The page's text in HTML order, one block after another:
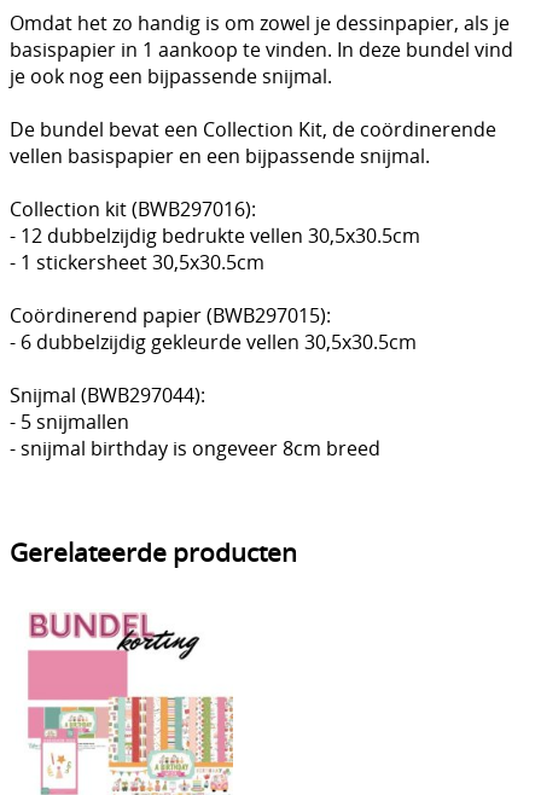
Straffe Combo's!!
Omdat het zo handig is om zowel je dessinpapier, als je
basispapier in 1 aankoop te vinden. In deze bundel vind
je ook nog een bijpassende snijmal.
De bundel bevat een Collection Kit, de coördinerende
vellen basispapier en een bijpassende snijmal.
Collection kit (BWB297016):
- 12 dubbelzijdig bedrukte vellen 30,5x30.5cm
- 1 stickersheet 30,5x30.5cm
Coördinerend papier (BWB297015):
- 6 dubbelzijdig gekleurde vellen 30,5x30.5cm
Snijmal (BWB297044):
- 5 snijmallen
- snijmal birthday is ongeveer 8cm breed
Gerelateerde producten